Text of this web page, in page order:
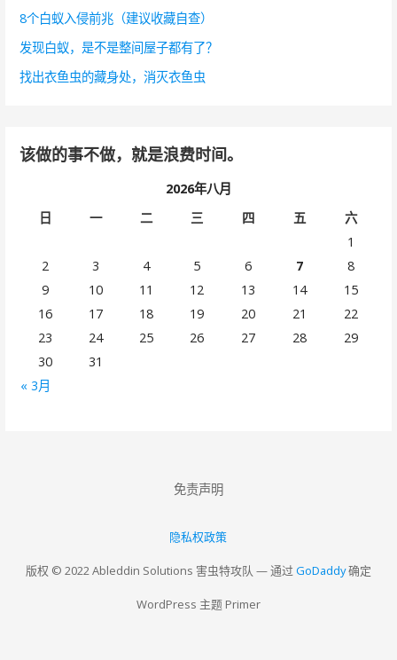
8个白蚁入侵前兆（建议收藏自查）
发现白蚁，是不是整间屋子都有了？
找出衣鱼虫的藏身处，消灭衣鱼虫
该做的事不做，就是浪费时间。
2026年八月
日
一 二 三 四 五 六
« 3月
1
2
3 4 5 6 7
8
9
10 11 12 13 14
15
16
17 18 19 20 21
22
23
24 25 26 27 28
29
30
31
免责声明
隐私权政策
版权 © 2022 Ableddin Solutions 害虫特攻队 — 通过 GoDaddy确定
WordPress 主题 Primer